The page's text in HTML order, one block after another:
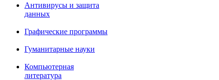
Антивирусы и защита
данных
Графические программы
Гуманитарные науки
Компьютерная
литература